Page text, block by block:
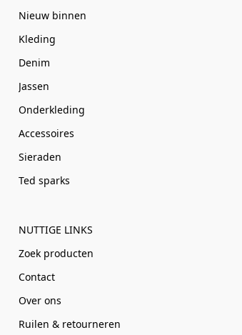
Nieuw binnen
Kleding
Denim
Jassen
Onderkleding
Accessoires
Sieraden
Ted sparks
NUTTIGE LINKS
Zoek producten
Contact
Over ons
Ruilen & retourneren